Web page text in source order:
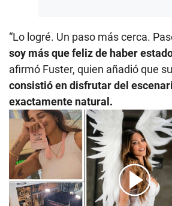
“Lo logré. Un paso más cerca.
soy más que feliz de haber
afirmó Fuster, quien añadió que
consistió en disfrutar del
exactamente natural.